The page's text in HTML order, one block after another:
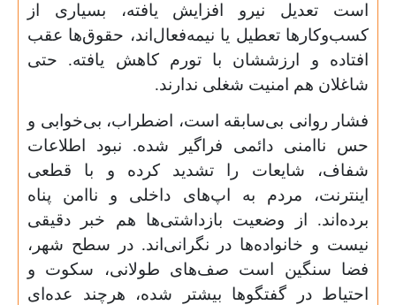
است تعدیل نیرو افزایش یافته، بسیاری از
کسب‌وکارها تعطیل یا نیمه‌فعال‌اند، حقوق‌ها عقب
افتاده و ارزششان با تورم کاهش یافته. حتی
شاغلان هم امنیت شغلی ندارند.
فشار روانی بی‌سابقه است، اضطراب، بی‌خوابی و
حس ناامنی دائمی فراگیر شده. نبود اطلاعات
شفاف، شایعات را تشدید کرده و با قطعی
اینترنت، مردم به اپ‌های داخلی و ناامن پناه
برده‌اند. از وضعیت بازداشتی‌ها هم خبر دقیقی
نیست و خانواده‌ها در نگرانی‌اند. در سطح شهر،
فضا سنگین است صف‌های طولانی، سکوت و
احتیاط در گفتگوها بیشتر شده، هرچند عده‌ای